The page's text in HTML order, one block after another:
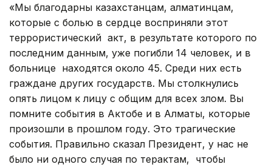
«Мы благодарны казахстанцам, алматинцам,
которые с болью в сердце восприняли этот
террористический акт, в результате которого по
последним данным, уже погибли 14 человек, и в
больнице находятся около 45. Среди них есть
граждане других государств. Мы столкнулись
опять лицом к лицу с общим для всех злом. Вы
помните события в Актобе и в Алматы, которые
произошли в прошлом году. Это трагические
события. Правильно сказал Президент, у нас не
было ни одного случая по терактам, чтобы